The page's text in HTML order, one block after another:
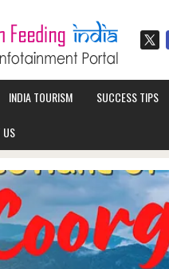
INDIA TOURISM SUCCESS TIPS
US